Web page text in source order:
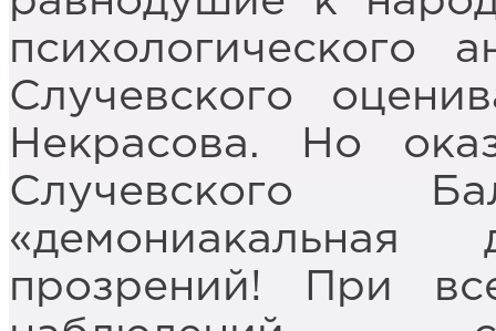
психологического
Случевского
Некрасова. Но
Случевского
«демониакальная
прозрений! При